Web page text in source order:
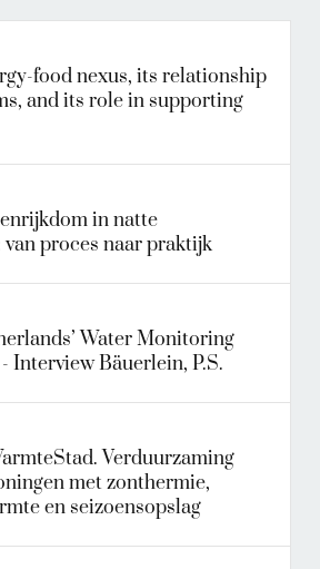
food nexus, its relationship
and its role in supporting
in natte
proces naar praktijk
Water Monitoring
Interview Bäuerlein, P.S.
Verduurzaming
met zonthermie,
en seizoensopslag